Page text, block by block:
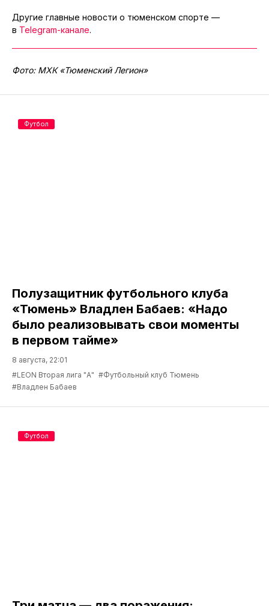
Другие главные новости о тюменском спорте —
в Telegram-канале.
Фото: МХК «Тюменский Легион»
Полузащитник футбольного клуба
«Тюмень» Владлен Бабаев: «Надо
было реализовывать свои моменты
в первом тайме»
8 августа, 22:01
#LEON Вторая лига "А" #Футбольный клуб Тюмень
#Владлен Бабаев
Футбол
Футбол